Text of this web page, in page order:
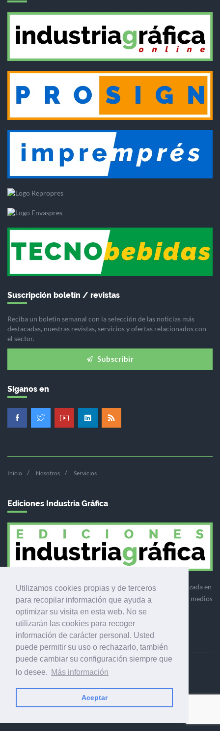
Utilizamos cookies propias y de terceros
para recopilar información que ayuda a
optimizar su visita en esta web. No se
utilizarán las cookies para recoger
información de carácter personal. Usted
puede permitir su uso o rechazarlo, también
puede cambiar su configuración siempre que
lo desee. Más información
Aceptar
Suscripción boletín / revistas
Reciba un boletín semanal con la selección de las noticias más
destacadas, nuestras revistas, servicios y ofertas relacionados con
el sector.
Subscribir
Síganos en
Inicio Nosotros Servicios
Ediciones Industria Gráfica
Ediciones Industria Gráfica es una empresa editora especializada en
el mercado de la comunicación gráfica que engloba diversos medios
profesionales especializados en el mercado gráfico, la
comunicación visual y el envasado.
Ediciones Industria Gráfica, S.C.P.